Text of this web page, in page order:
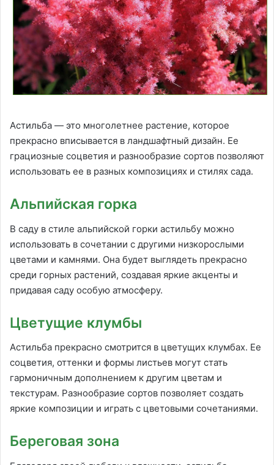
Астильба — это многолетнее растение, которое
прекрасно вписывается в ландшафтный дизайн. Ее
грациозные соцветия и разнообразие сортов позволяют
использовать ее в разных композициях и стилях сада.
Альпийская горка
В саду в стиле альпийской горки астильбу можно
использовать в сочетании с другими низкорослыми
цветами и камнями. Она будет выглядеть прекрасно
среди горных растений, создавая яркие акценты и
придавая саду особую атмосферу.
Цветущие клумбы
Астильба прекрасно смотрится в цветущих клумбах. Ее
соцветия, оттенки и формы листьев могут стать
гармоничным дополнением к другим цветам и
текстурам. Разнообразие сортов позволяет создать
яркие композиции и играть с цветовыми сочетаниями.
Береговая зона